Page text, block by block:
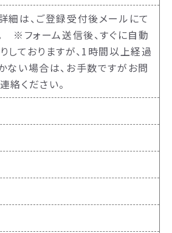
細は、ご登録受付後メールにて
※フォーム送信後、すぐに自動
しておりますが、1時間以上経過
ない場合は、お手数ですがお問
絡ください。